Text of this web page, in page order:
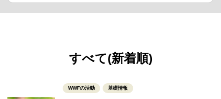
すべて(新着順)
WWFの活動 基礎情報